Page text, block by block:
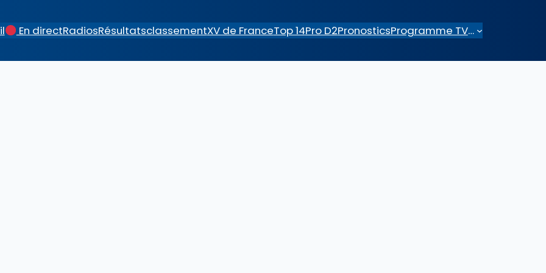
En directRadiosRésultatsclassementXV de FranceTop 14Pro D2PronosticsProgramme TV…